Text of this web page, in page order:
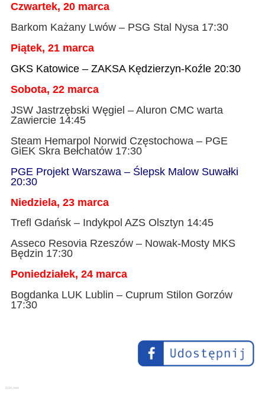
Czwartek, 20 marca
Barkom Każany Lwów – PSG Stal Nysa 17:30
Piątek, 21 marca
GKS Katowice – ZAKSA Kędzierzyn-Koźle 20:30
Sobota, 22 marca
JSW Jastrzębski Węgiel – Aluron CMC warta
Zawiercie 14:45
Steam Hemarpol Norwid Częstochowa – PGE
GiEK Skra Bełchatów 17:30
PGE Projekt Warszawa – Ślepsk Malow Suwałki
20:30
Niedziela, 23 marca
Trefl Gdańsk – Indykpol AZS Olsztyn 14:45
Asseco Resovia Rzeszów – Nowak-Mosty MKS
Będzin 17:30
Poniedziałek, 24 marca
Bogdanka LUK Lublin – Cuprum Stilon Gorzów
17:30